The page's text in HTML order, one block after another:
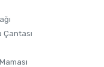
Çantası